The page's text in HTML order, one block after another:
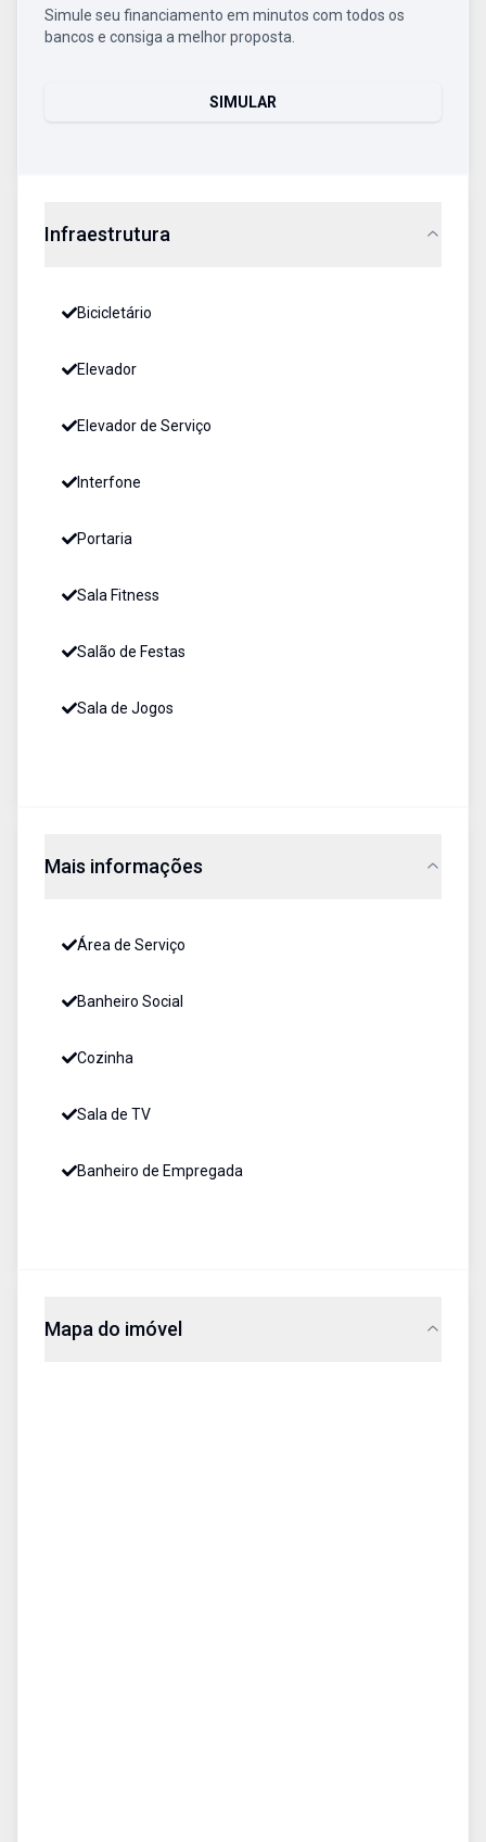
Simule seu financiamento em minutos com todos os
bancos e consiga a melhor proposta.
SIMULAR
Infraestrutura
Bicicletário
Elevador
Elevador de Serviço
Interfone
Portaria
Sala Fitness
Salão de Festas
Sala de Jogos
Mais informações
Área de Serviço
Banheiro Social
Cozinha
Sala de TV
Banheiro de Empregada
Mapa do imóvel